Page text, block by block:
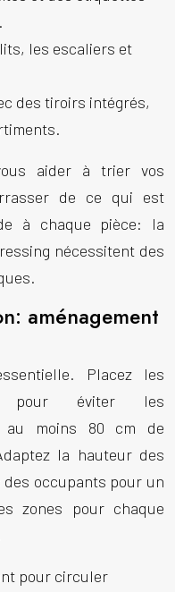
les escaliers et
des tiroirs intégrés,
aider à trier vos
de ce qui est
à chaque pièce: la
nécessitent des
aménagement
Placez les
pour éviter les
au moins 80 cm de
la hauteur des
occupants pour un
zones pour chaque
pour circuler